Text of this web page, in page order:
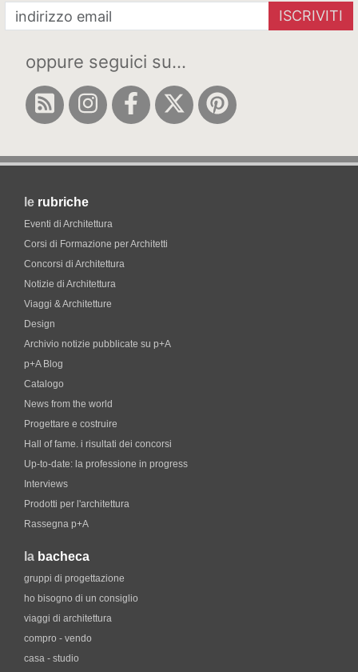
ISCRIVITI
oppure seguici su...
le rubriche
Eventi di Architettura
Corsi di Formazione per Architetti
Concorsi di Architettura
Notizie di Architettura
Viaggi & Architetture
Design
Archivio notizie pubblicate su p+A
p+A Blog
Catalogo
News from the world
Progettare e costruire
Hall of fame. i risultati dei concorsi
Up-to-date: la professione in progress
Interviews
Prodotti per l'architettura
Rassegna p+A
la bacheca
gruppi di progettazione
ho bisogno di un consiglio
viaggi di architettura
compro - vendo
casa - studio